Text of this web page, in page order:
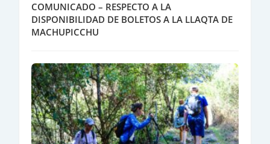
COMUNICADO – RESPECTO A LA
DISPONIBILIDAD DE BOLETOS A LA LLAQTA DE
MACHUPICCHU